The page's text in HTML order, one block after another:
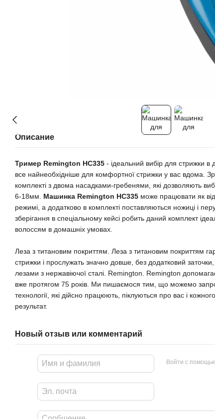
Описание
Тример Remington HC335 - ідеальний вибір для стрижки
все найнеобхідніше для комфортної стрижки у вас вдома.
комплекті з двома насадками-гребенями, які дозволяють
6-18мм. Машинка Remington HC335 може працювати як
режимі, а додатково в комплекті поставляються ножиці і
зберігання в спеціальному кейсі робить даний комплект
волоссям в домашніх умовах.
Леза з титановим покриттям. Леза з титановим покриттям
стрижки і прослужать значно довше, без додатковий заточки,
лезами з нержавіючої сталі. Remington. Remington
вже протягом 75 років. Ми пишаємося тим, що можемо
технології, які дійсно працюють, піклуються про вас і
результат.
Новый отзыв или комментарий
Войти с